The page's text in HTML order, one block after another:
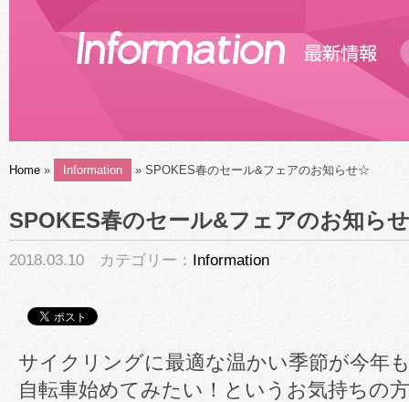
Home » Information » SPOKES春のセール&フェアのお知らせ☆
SPOKES春のセール&フェアのお知ら
2018.03.10 カテゴリー： Information
サイクリングに最適な温かい季節が今年
自転車始めてみたい！というお気持ちの